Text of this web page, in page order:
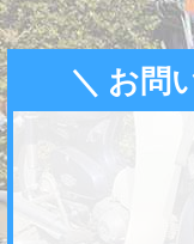
＼ お問